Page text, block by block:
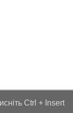
Ctrl + Insert